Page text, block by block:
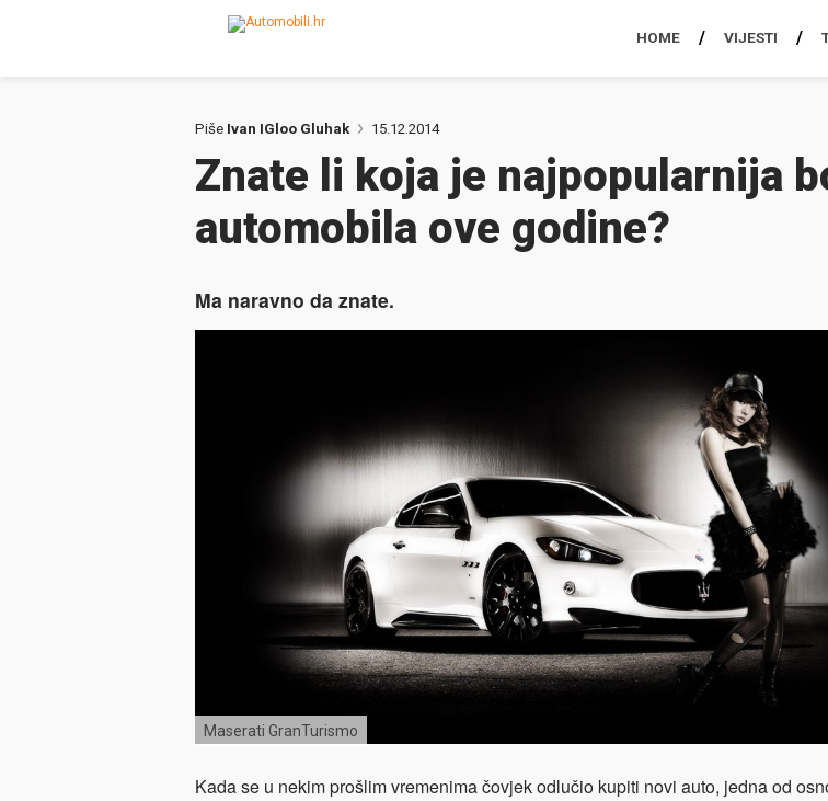
HOME VIJESTI
Piše Ivan IGloo Gluhak 15.12.2014
Znate li koja je najpopularnija
automobila ove godine?
Ma naravno da znate.
Maserati GranTurismo
Kada se u nekim prošlim vremenima čovjek odlučio kupiti novi auto, jedna od